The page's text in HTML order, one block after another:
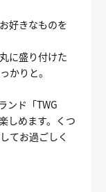
好きなものを
に盛り付けた
かりと。
ンド「TWG
しめます。くつ
てお過ごしく